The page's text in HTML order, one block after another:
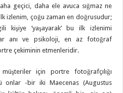
geçici, daha ele avuca sığmaz ne
izlenim, çoğu zaman en doğrusudur;
kişiye ‘yaşayarak’ bu ilk izlenimi
anı ve psikoloji, en az fotoğraf
çekiminin etmenleridir.
müşteriler için portre fotoğrafçılığı
onlar -bir iki Maecenas (Augustus